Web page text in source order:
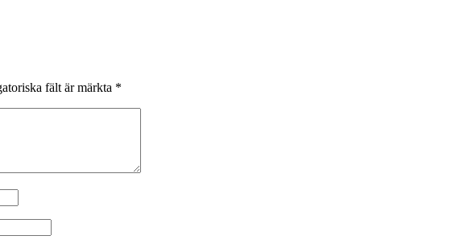
fält är märkta *